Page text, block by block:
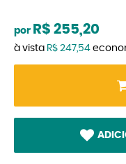
por R$ 255,20
à vista R$ 247,54